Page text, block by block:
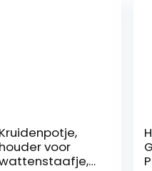
Kruidenpotje,
houder voor